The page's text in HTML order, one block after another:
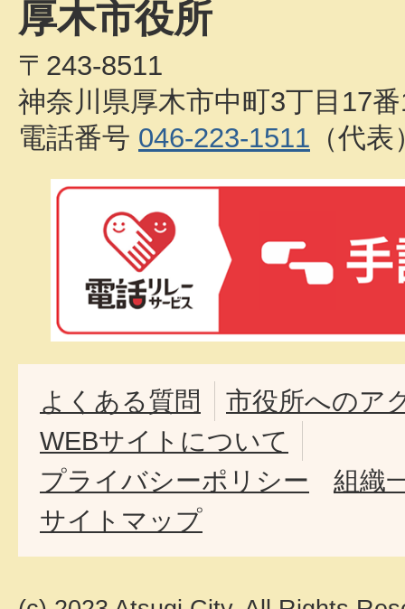
厚木市役所
〒243-8511
神奈川県厚木市中町3丁目17
電話番号 046-223-1511 （代表
よくある質問
市役所へのア
WEBサイトについて
プライバシーポリシー
組織
サイトマップ